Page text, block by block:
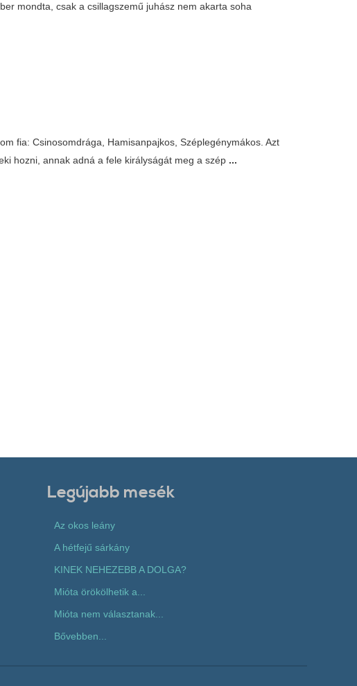
mondta, csak a csillagszemű juhász nem akarta soha
fia: Csinosomdrága, Hamisanpajkos, Széplegénymákos. Azt
hozni, annak adná a fele királyságát meg a szép ...
Legújabb mesék
Az okos leány
A hétfejű sárkány
KINEK NEHEZEBB A DOLGA?
Mióta örökölhetik a...
Mióta nem választanak...
Bővebben...